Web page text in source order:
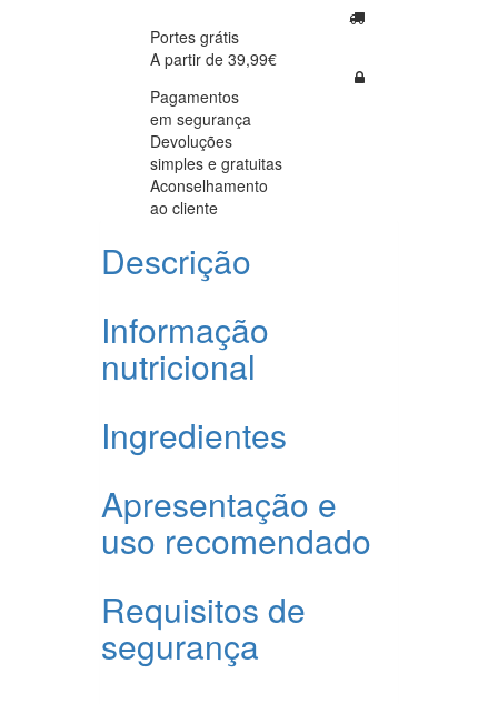
Portes grátis
A partir de 39,99€
Pagamentos
em segurança
Devoluções
simples e gratuitas
Aconselhamento
ao cliente
Descrição
Informação
nutricional
Ingredientes
Apresentação e
uso recomendado
Requisitos de
segurança